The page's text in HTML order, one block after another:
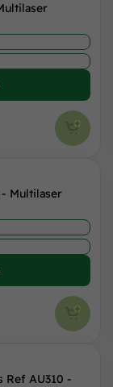
- Multilaser
Ref AU310 -